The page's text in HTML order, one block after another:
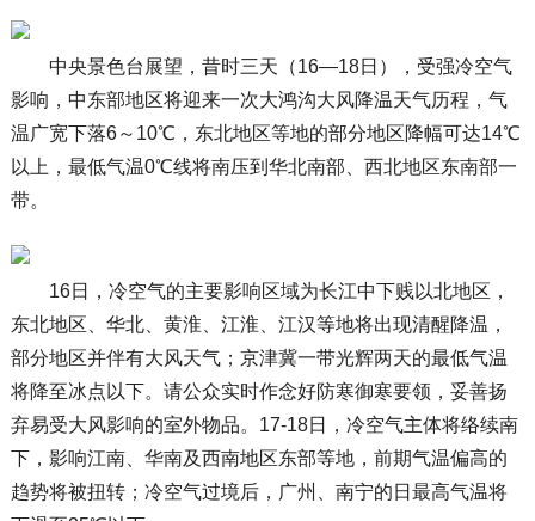
中央景色台展望，昔时三天（16—18日），受强冷空气
影响，中东部地区将迎来一次大鸿沟大风降温天气历程，气
温广宽下落6～10℃，东北地区等地的部分地区降幅可达14℃
以上，最低气温0℃线将南压到华北南部、西北地区东南部一
带。
16日，冷空气的主要影响区域为长江中下贱以北地区，
东北地区、华北、黄淮、江淮、江汉等地将出现清醒降温，
部分地区并伴有大风天气；京津冀一带光辉两天的最低气温
将降至冰点以下。请公众实时作念好防寒御寒要领，妥善扬
弃易受大风影响的室外物品。17-18日，冷空气主体将络续南
下，影响江南、华南及西南地区东部等地，前期气温偏高的
趋势将被扭转；冷空气过境后，广州、南宁的日最高气温将